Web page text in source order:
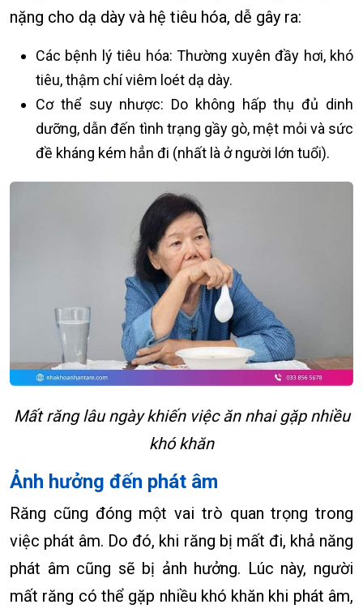
nặng cho dạ dày và hệ tiêu hóa, dễ gây ra:
Các bệnh lý tiêu hóa: Thường xuyên đầy hơi, khó
tiêu, thậm chí viêm loét dạ dày.
Cơ thể suy nhược: Do không hấp thụ đủ dinh
dưỡng, dẫn đến tình trạng gầy gò, mệt mỏi và sức
đề kháng kém hẳn đi (nhất là ở người lớn tuổi).
Mất răng lâu ngày khiến việc ăn nhai gặp nhiều
khó khăn
Ảnh hưởng đến phát âm
Răng cũng đóng một vai trò quan trọng trong
việc phát âm. Do đó, khi răng bị mất đi, khả năng
phát âm cũng sẽ bị ảnh hưởng. Lúc này, người
mất răng có thể gặp nhiều khó khăn khi phát âm,